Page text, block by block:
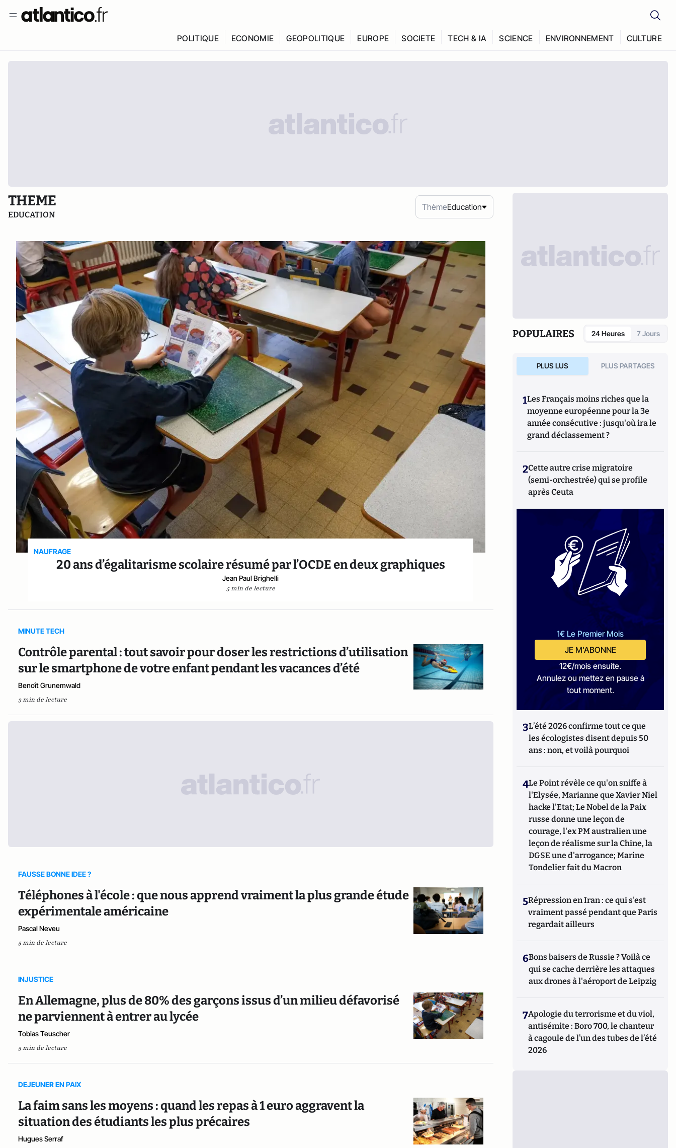
POLITIQUE ECONOMIE GEOPOLITIQUE EUROPE SOCIETE TECH & IA SCIENCE ENVIRONNEMENT CULTURE
THEME
EDUCATION
ThèmeEducation
NAUFRAGE
20 ans d’égalitarisme scolaire résumé par l’OCDE en deux graphiques
Jean Paul Brighelli
5 min de lecture
MINUTE TECH
Contrôle parental : tout savoir pour doser les restrictions d’utilisation
sur le smartphone de votre enfant pendant les vacances d’été
Benoît Grunemwald
3 min de lecture
FAUSSE BONNE IDEE ?
Téléphones à l'école : que nous apprend vraiment la plus grande étude
expérimentale américaine
Pascal Neveu
5 min de lecture
INJUSTICE
En Allemagne, plus de 80% des garçons issus d’un milieu défavorisé
ne parviennent à entrer au lycée
Tobias Teuscher
5 min de lecture
DEJEUNER EN PAIX
La faim sans les moyens : quand les repas à 1 euro aggravent la
situation des étudiants les plus précaires
Hugues Serraf
POPULAIRES 24 Heures 7 Jours
PLUS LUS PLUS PARTAGES
1Les Français moins riches que la
moyenne européenne pour la 3e
année consécutive : jusqu'où ira le
grand déclassement ?
2Cette autre crise migratoire
(semi-orchestrée) qui se profile
après Ceuta
1€ Le Premier Mois
JE M'ABONNE
12€/mois ensuite.
Annulez ou mettez en pause à
tout moment.
3L’été 2026 confirme tout ce que
les écologistes disent depuis 50
ans : non, et voilà pourquoi
4Le Point révèle ce qu'on sniffe à
l'Elysée, Marianne que Xavier Niel
hacke l'Etat; Le Nobel de la Paix
russe donne une leçon de
courage, l'ex PM australien une
leçon de réalisme sur la Chine, la
DGSE une d'arrogance; Marine
Tondelier fait du Macron
5Répression en Iran : ce qui s'est
vraiment passé pendant que Paris
regardait ailleurs
6Bons baisers de Russie ? Voilà ce
qui se cache derrière les attaques
aux drones à l'aéroport de Leipzig
7Apologie du terrorisme et du viol,
antisémite : Boro 700, le chanteur
à cagoule de l’un des tubes de l’été
2026